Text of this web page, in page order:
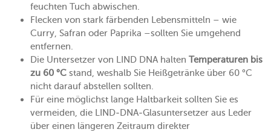
feuchten Tuch abwischen.
Flecken von stark färbenden Lebensmitteln – wie
Curry, Safran oder Paprika –sollten Sie umgehend
entfernen.
Die Untersetzer von LIND DNA halten Temperaturen bis
zu 60 °C stand, weshalb Sie Heißgetränke über 60 °C
nicht darauf abstellen sollten.
Für eine möglichst lange Haltbarkeit sollten Sie es
vermeiden, die LIND-DNA-Glasuntersetzer aus Leder
über einen längeren Zeitraum direkter